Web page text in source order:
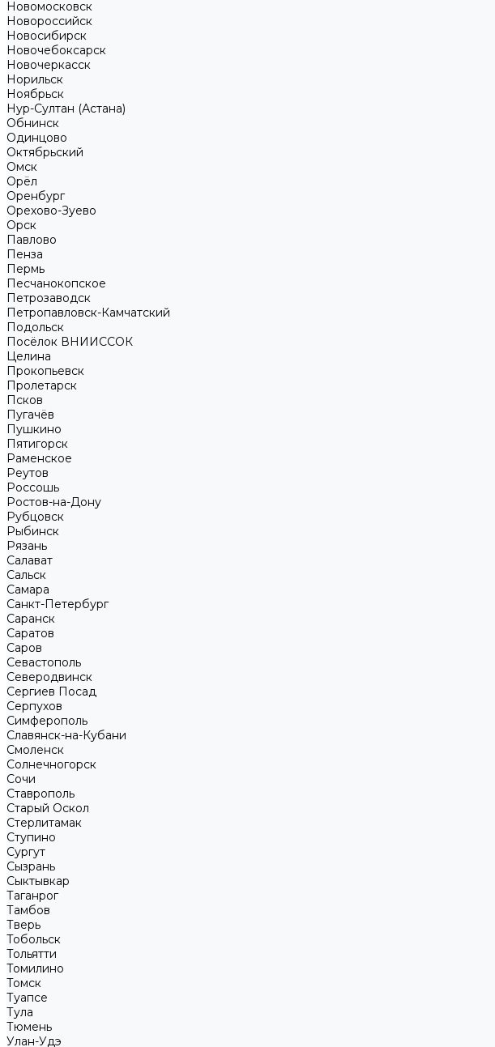
Новомосковск
Новороссийск
Новосибирск
Новочебоксарск
Новочеркасск
Норильск
Ноябрьск
Нур-Султан (Астана)
Обнинск
Одинцово
Октябрьский
Омск
Орёл
Оренбург
Орехово-Зуево
Орск
Павлово
Пенза
Пермь
Песчанокопское
Петрозаводск
Петропавловск-Камчатский
Подольск
Посёлок ВНИИССОК
Целина
Прокопьевск
Пролетарск
Псков
Пугачёв
Пушкино
Пятигорск
Раменское
Реутов
Россошь
Ростов-на-Дону
Рубцовск
Рыбинск
Рязань
Салават
Сальск
Самара
Санкт-Петербург
Саранск
Саратов
Саров
Севастополь
Северодвинск
Сергиев Посад
Серпухов
Симферополь
Славянск-на-Кубани
Смоленск
Солнечногорск
Сочи
Ставрополь
Старый Оскол
Стерлитамак
Ступино
Сургут
Сызрань
Сыктывкар
Таганрог
Тамбов
Тверь
Тобольск
Тольятти
Томилино
Томск
Туапсе
Тула
Тюмень
Улан-Удэ